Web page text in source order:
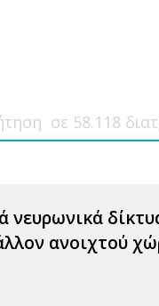
ανοιχτού